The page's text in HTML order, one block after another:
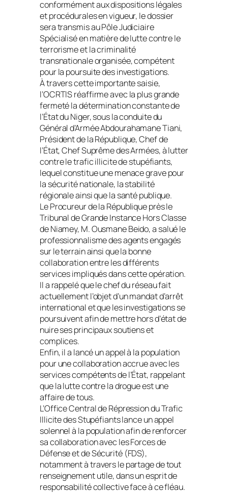
conformément aux dispositions légales
et procédurales en vigueur, le dossier
sera transmis au Pôle Judiciaire
Spécialisé en matière de lutte contre le
terrorisme et la criminalité
transnationale organisée, compétent
pour la poursuite des investigations.
À travers cette importante saisie,
l’OCRTIS réaffirme avec la plus grande
fermeté la détermination constante de
l’État du Niger, sous la conduite du
Général d’Armée Abdourahamane Tiani,
Président de la République, Chef de
l’État, Chef Suprême des Armées, à lutter
contre le trafic illicite de stupéfiants,
lequel constitue une menace grave pour
la sécurité nationale, la stabilité
régionale ainsi que la santé publique.
Le Procureur de la République près le
Tribunal de Grande Instance Hors Classe
de Niamey, M. Ousmane Beido, a salué le
professionnalisme des agents engagés
sur le terrain ainsi que la bonne
collaboration entre les différents
services impliqués dans cette opération.
Il a rappelé que le chef du réseau fait
actuellement l’objet d’un mandat d’arrêt
international et que les investigations se
poursuivent afin de mettre hors d’état de
nuire ses principaux soutiens et
complices.
Enfin, il a lancé un appel à la population
pour une collaboration accrue avec les
services compétents de l’État, rappelant
que la lutte contre la drogue est une
affaire de tous.
L’Office Central de Répression du Trafic
Illicite des Stupéfiants lance un appel
solennel à la population afin de renforcer
sa collaboration avec les Forces de
Défense et de Sécurité (FDS),
notamment à travers le partage de tout
renseignement utile, dans un esprit de
responsabilité collective face à ce fléau.